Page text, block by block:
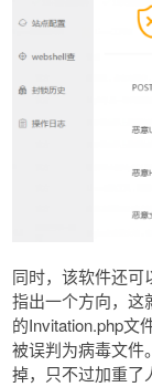
同时，该软件还可
指出一个方向，这
的Invitation.php文
被误判为病毒文件
掉，只不过加重了